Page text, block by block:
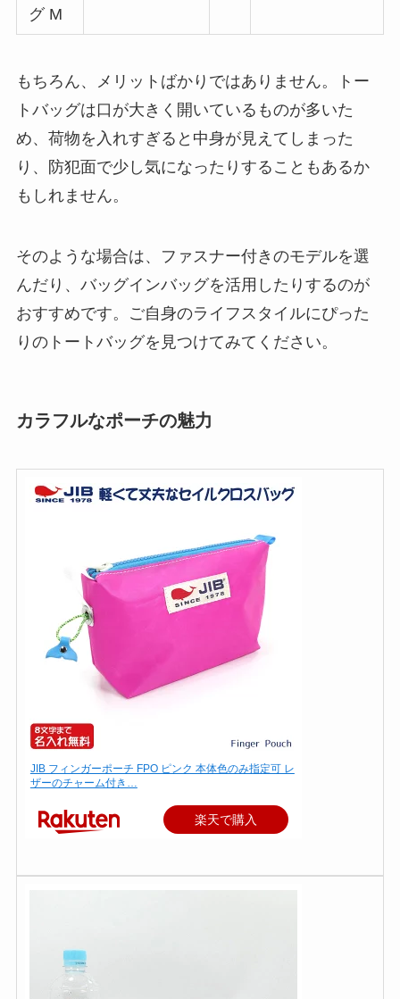
グ M
もちろん、メリットばかりではありません。トー
トバッグは口が大きく開いているものが多いた
め、荷物を入れすぎると中身が見えてしまった
り、防犯面で少し気になったりすることもあるか
もしれません。
そのような場合は、ファスナー付きのモデルを選
んだり、バッグインバッグを活用したりするのが
おすすめです。ご自身のライフスタイルにぴった
りのトートバッグを見つけてみてください。
カラフルなポーチの魅力
JIB フィンガーポーチ FPO ピンク 本体色のみ指定可 レ
ザーのチャーム付き…
楽天で購入